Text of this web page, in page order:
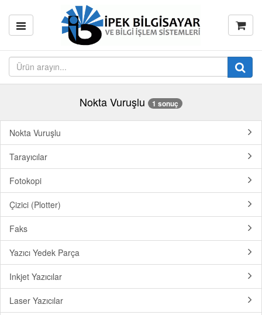
Nokta Vuruşlu 1 sonuç
Nokta Vuruşlu
Tarayıcılar
Fotokopi
Çizici (Plotter)
Faks
Yazıcı Yedek Parça
Inkjet Yazıcılar
Laser Yazıcılar